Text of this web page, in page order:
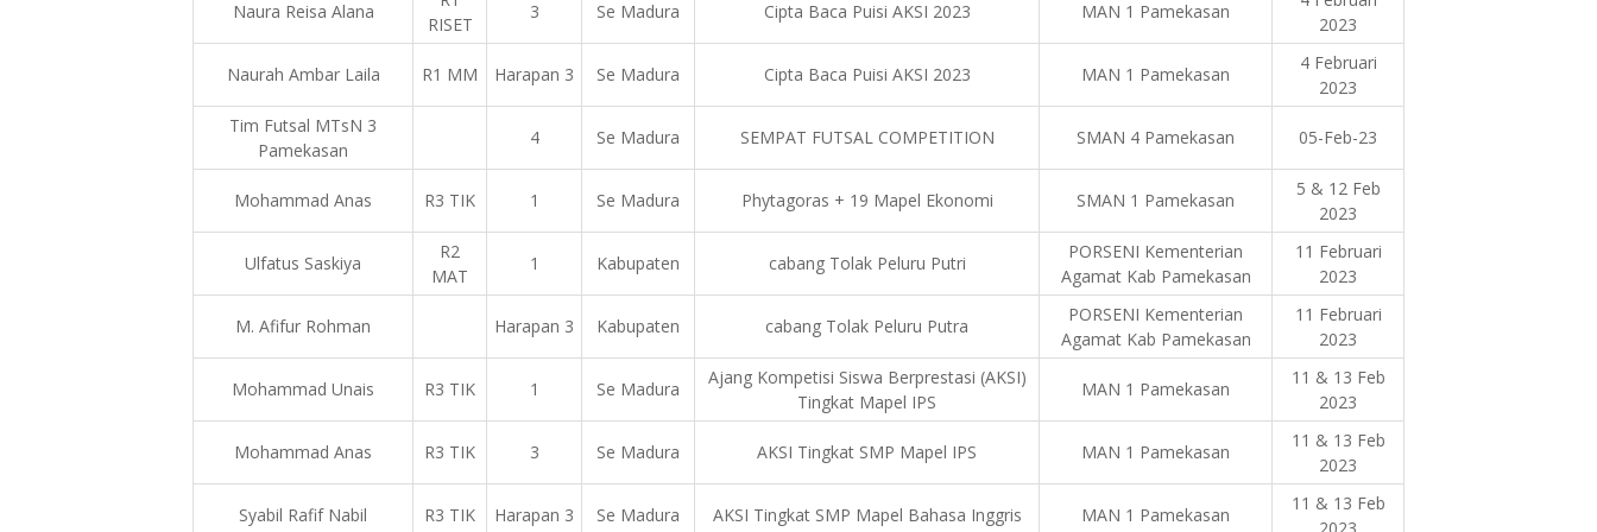
Naura Reisa Alana
RISET
3 Se Madura Cipta Baca Puisi AKSI 2023 MAN 1 Pamekasan
2023
Naurah Ambar Laila R1 MM Harapan 3 Se Madura Cipta Baca Puisi AKSI 2023 MAN 1 Pamekasan
4 Februari
2023
Tim Futsal MTsN 3
Pamekasan
4 Se Madura SEMPAT FUTSAL COMPETITION SMAN 4 Pamekasan 05-Feb-23
Mohammad Anas R3 TIK 1 Se Madura Phytagoras + 19 Mapel Ekonomi SMAN 1 Pamekasan
5 & 12 Feb
2023
Ulfatus Saskiya
R2
MAT
1 Kabupaten cabang Tolak Peluru Putri
PORSENI Kementerian
Agamat Kab Pamekasan
11 Februari
2023
M. Afifur Rohman Harapan 3 Kabupaten cabang Tolak Peluru Putra
PORSENI Kementerian
Agamat Kab Pamekasan
11 Februari
2023
Mohammad Unais R3 TIK 1 Se Madura
Ajang Kompetisi Siswa Berprestasi (AKSI)
Tingkat Mapel IPS
MAN 1 Pamekasan
11 & 13 Feb
2023
Mohammad Anas R3 TIK 3 Se Madura AKSI Tingkat SMP Mapel IPS MAN 1 Pamekasan
11 & 13 Feb
2023
Syabil Rafif Nabil R3 TIK Harapan 3 Se Madura AKSI Tingkat SMP Mapel Bahasa Inggris MAN 1 Pamekasan
11 & 13 Feb